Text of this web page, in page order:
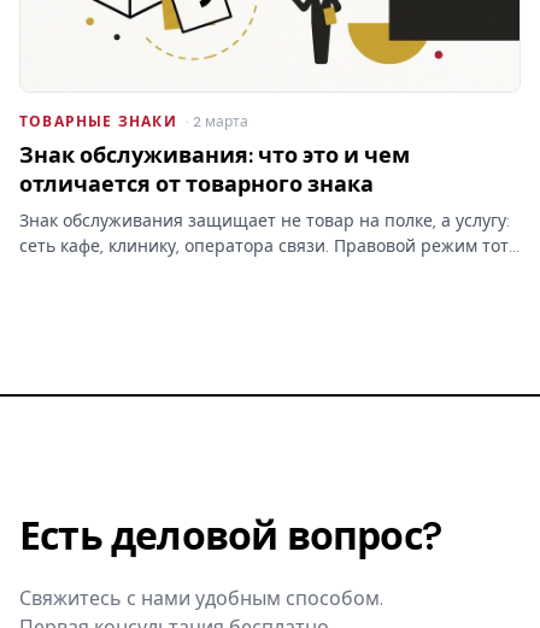
ТОВАРНЫЕ ЗНАКИ · 2 марта
Знак обслуживания: что это и чем
отличается от товарного знака
Знак обслуживания защищает не товар на полке, а услугу:
сеть кафе, клинику, оператора связи. Правовой режим тот
Есть деловой вопрос?
Свяжитесь с нами удобным способом.